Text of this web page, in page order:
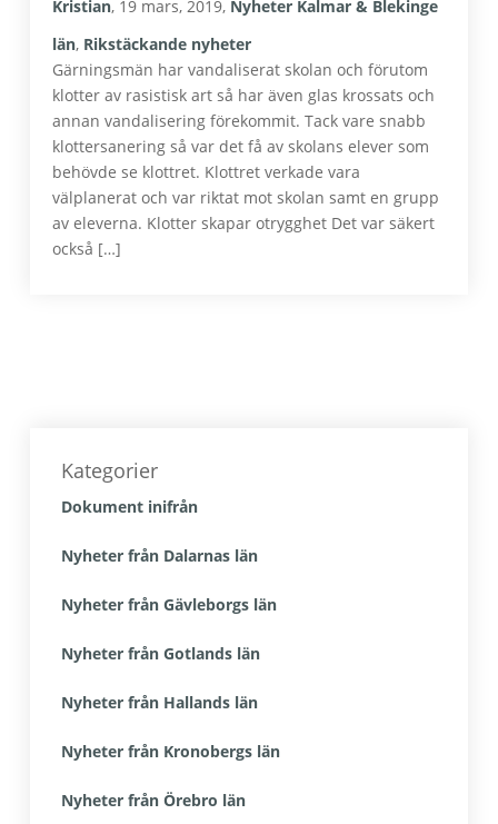
Kristian, 19 mars, 2019, Nyheter Kalmar & Blekinge
län, Rikstäckande nyheter
Gärningsmän har vandaliserat skolan och förutom
klotter av rasistisk art så har även glas krossats och
annan vandalisering förekommit. Tack vare snabb
klottersanering så var det få av skolans elever som
behövde se klottret. Klottret verkade vara
välplanerat och var riktat mot skolan samt en grupp
av eleverna. Klotter skapar otrygghet Det var säkert
också […]
sidofält
Kategorier
Dokument inifrån
Nyheter från Dalarnas län
Nyheter från Gävleborgs län
Nyheter från Gotlands län
Nyheter från Hallands län
Nyheter från Kronobergs län
Nyheter från Örebro län